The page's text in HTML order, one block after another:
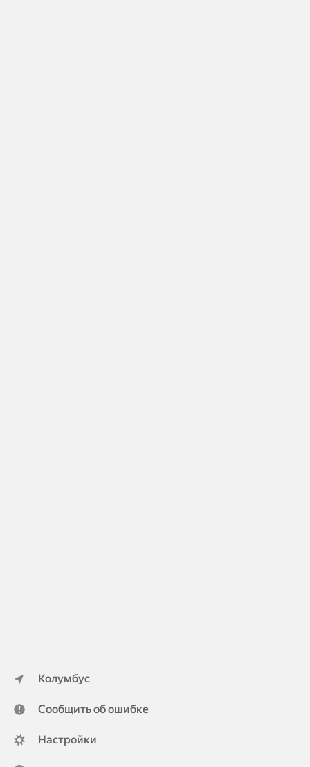
Колумбус
Сообщить об ошибке
Настройки